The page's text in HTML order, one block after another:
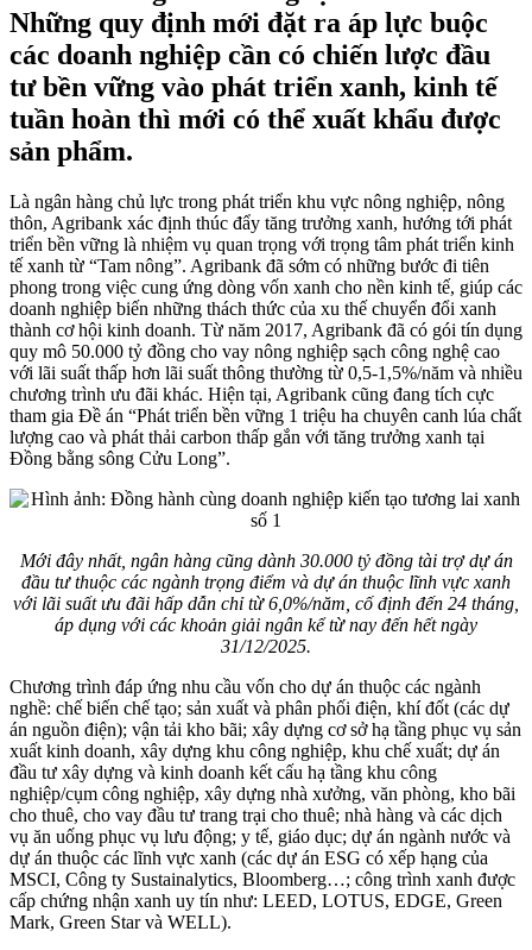
Những quy định mới đặt ra áp lực buộc
các doanh nghiệp cần có chiến lược đầu
tư bền vững vào phát triển xanh, kinh tế
tuần hoàn thì mới có thể xuất khẩu được
sản phẩm.
Là ngân hàng chủ lực trong phát triển khu vực nông nghiệp, nông
thôn, Agribank xác định thúc đẩy tăng trưởng xanh, hướng tới phát
triển bền vững là nhiệm vụ quan trọng với trọng tâm phát triển kinh
tế xanh từ “Tam nông”. Agribank đã sớm có những bước đi tiên
phong trong việc cung ứng dòng vốn xanh cho nền kinh tế, giúp các
doanh nghiệp biến những thách thức của xu thế chuyển đổi xanh
thành cơ hội kinh doanh. Từ năm 2017, Agribank đã có gói tín dụng
quy mô 50.000 tỷ đồng cho vay nông nghiệp sạch công nghệ cao
với lãi suất thấp hơn lãi suất thông thường từ 0,5-1,5%/năm và nhiều
chương trình ưu đãi khác. Hiện tại, Agribank cũng đang tích cực
tham gia Đề án “Phát triển bền vững 1 triệu ha chuyên canh lúa chất
lượng cao và phát thải carbon thấp gắn với tăng trưởng xanh tại
Đồng bằng sông Cửu Long”.
Mới đây nhất, ngân hàng cũng dành 30.000 tỷ đồng tài trợ dự án
đầu tư thuộc các ngành trọng điểm và dự án thuộc lĩnh vực xanh
với lãi suất ưu đãi hấp dẫn chỉ từ 6,0%/năm, cố định đến 24 tháng,
áp dụng với các khoản giải ngân kể từ nay đến hết ngày
31/12/2025.
Chương trình đáp ứng nhu cầu vốn cho dự án thuộc các ngành
nghề: chế biến chế tạo; sản xuất và phân phối điện, khí đốt (các dự
án nguồn điện); vận tải kho bãi; xây dựng cơ sở hạ tầng phục vụ sản
xuất kinh doanh, xây dựng khu công nghiệp, khu chế xuất; dự án
đầu tư xây dựng và kinh doanh kết cấu hạ tầng khu công
nghiệp/cụm công nghiệp, xây dựng nhà xưởng, văn phòng, kho bãi
cho thuê, cho vay đầu tư trang trại cho thuê; nhà hàng và các dịch
vụ ăn uống phục vụ lưu động; y tế, giáo dục; dự án ngành nước và
dự án thuộc các lĩnh vực xanh (các dự án ESG có xếp hạng của
MSCI, Công ty Sustainalytics, Bloomberg…; công trình xanh được
cấp chứng nhận xanh uy tín như: LEED, LOTUS, EDGE, Green
Mark, Green Star và WELL).